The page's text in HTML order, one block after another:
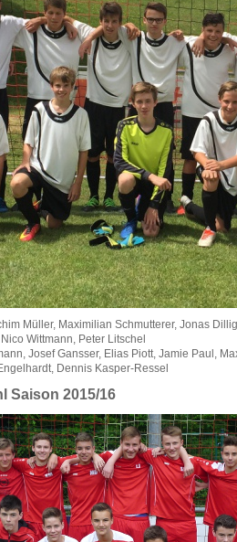
Müller, Maximilian Schmutterer, Jonas
Wittmann, Peter Litschel
Josef Gansser, Elias Piott, Jamie Paul,
Dennis Kasper-Ressel
Saison 2015/16